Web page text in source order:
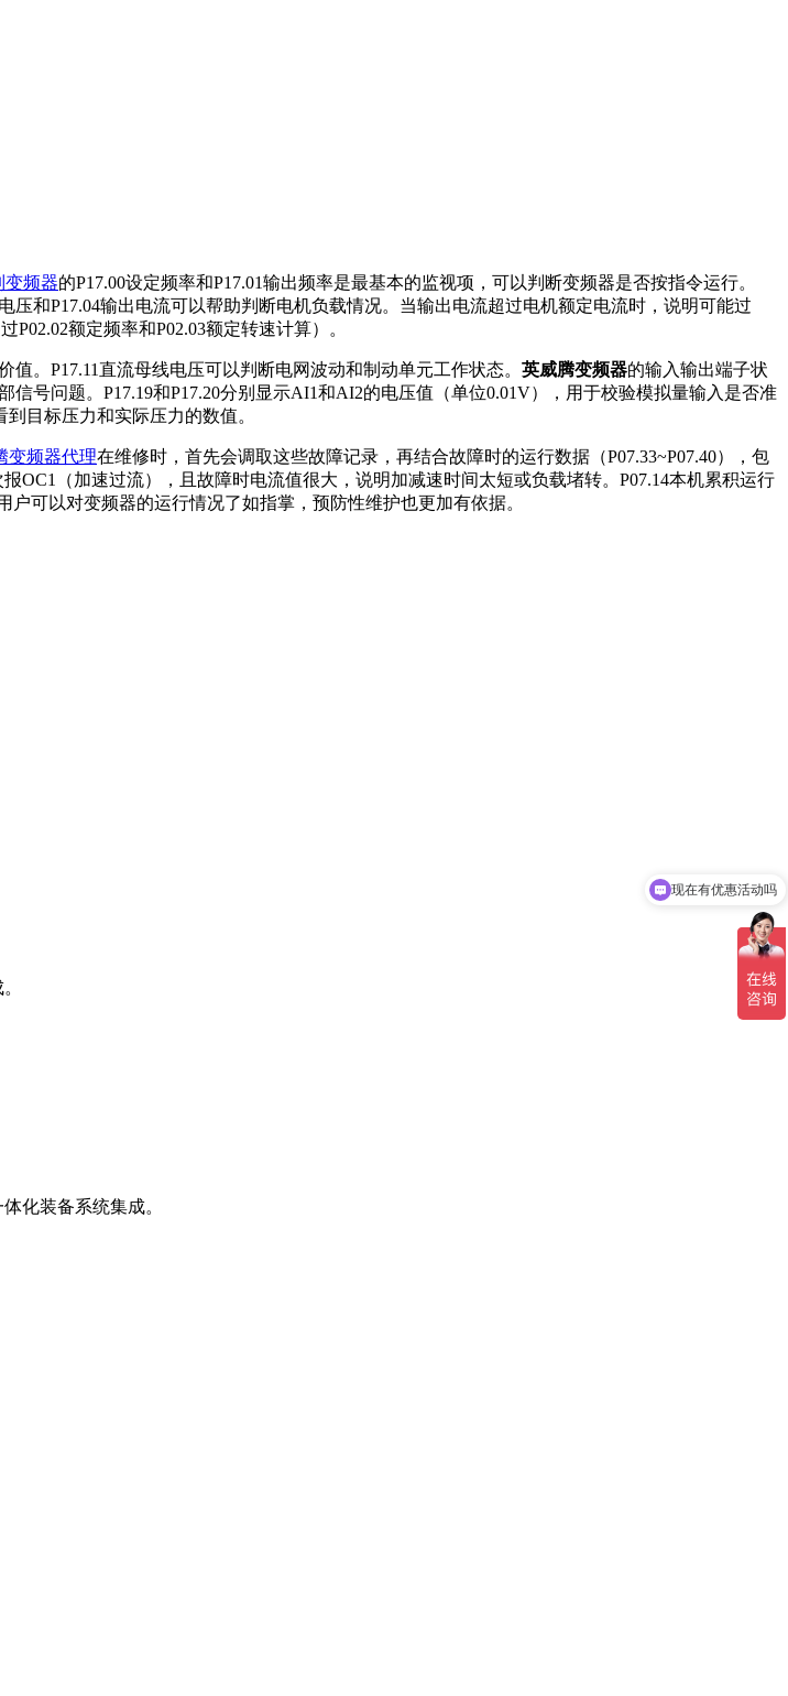
变频器的P17.00设定频率和P17.01输出频率是最基本的监视项，可以判断变频器是否按指令运行。
和P17.04输出电流可以帮助判断电机负载情况。当输出电流超过电机额定电流时，说明可能过
额定频率和P02.03额定转速计算）。
。P17.11直流母线电压可以判断电网波动和制动单元工作状态。 英威腾变频器的输入输出端子状
号问题。P17.19和P17.20分别显示AI1和AI2的电压值（单位0.01V），用于校验模拟量输入是否准
目标压力和实际压力的数值。
变频器代理在维修时，首先会调取这些故障记录，再结合故障时的运行数据（P07.33~P07.40），包
（加速过流），且故障时电流值很大，说明加减速时间太短或负载堵转。P07.14本机累积运行
可以对变频器的运行情况了如指掌，预防性维护也更加有依据。
化装备系统集成。
可以介绍下你们的产品么